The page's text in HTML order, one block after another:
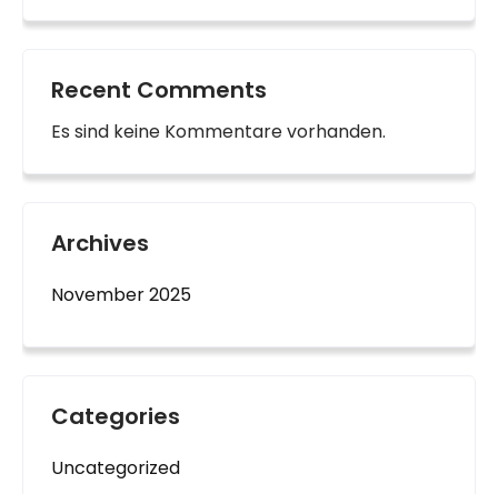
Recent Comments
Es sind keine Kommentare vorhanden.
Archives
November 2025
Categories
Uncategorized